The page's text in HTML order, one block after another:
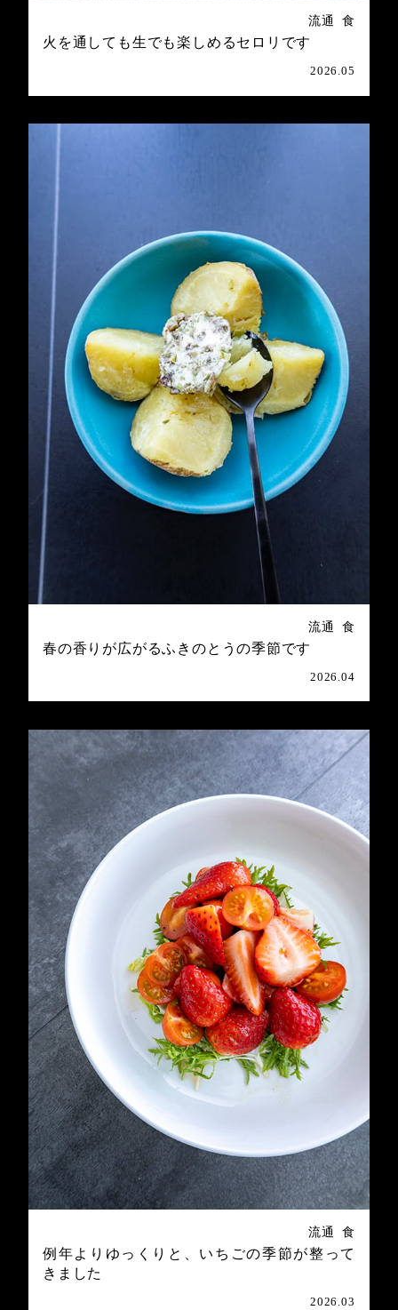
流通 食
火を通しても生でも楽しめるセロリです
2026.05
流通 食
春の香りが広がるふきのとうの季節です
2026.04
流通 食
例年よりゆっくりと、いちごの季節が整って
きました
2026.03